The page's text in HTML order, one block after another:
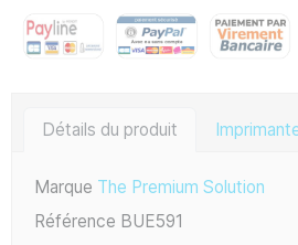
Détails du produit
Marque The Premium Solution
Référence BUE591